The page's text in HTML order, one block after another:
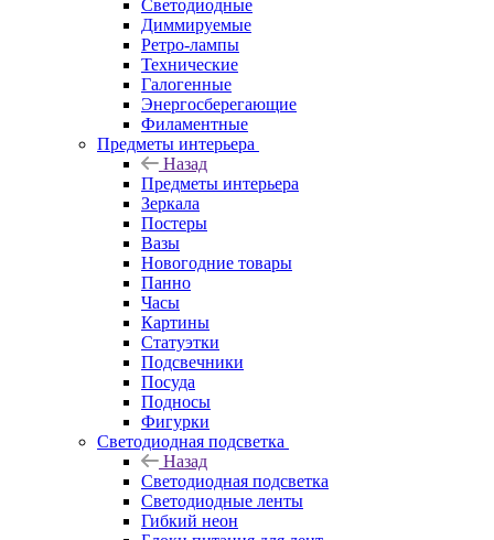
Светодиодные
Диммируемые
Ретро-лампы
Технические
Галогенные
Энергосберегающие
Филаментные
Предметы интерьера
Назад
Предметы интерьера
Зеркала
Постеры
Вазы
Новогодние товары
Панно
Часы
Картины
Статуэтки
Подсвечники
Посуда
Подносы
Фигурки
Светодиодная подсветка
Назад
Светодиодная подсветка
Светодиодные ленты
Гибкий неон